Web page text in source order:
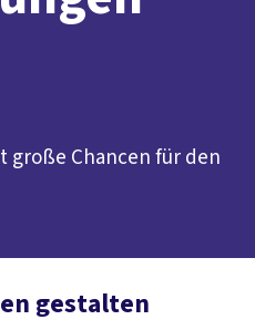
große Chancen für den
gestalten